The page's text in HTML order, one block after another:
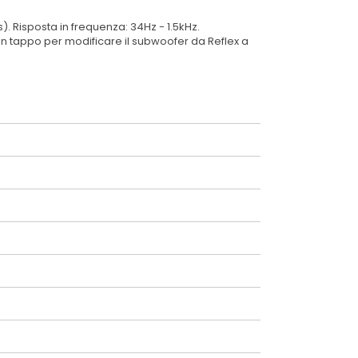
Risposta in frequenza: 34Hz - 1.5kHz.
tappo per modificare il subwoofer da Reflex a